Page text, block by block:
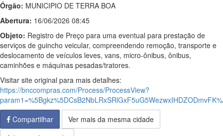
Órgão: MUNICIPIO DE TERRA BOA
Abertura: 16/06/2026 08:45
Objeto: Registro de Preço para uma eventual para prestação de
serviços de guincho veicular, compreendendo remoção, transporte e
deslocamento de veículos leves, vans, micro-ônibus, ônibus,
caminhões e máquinas pesadas/tratores.
Visitar site original para mais detalhes:
https://bnccompras.com/Process/ProcessView?
Compartilhar
Ver mais da mesma cidade